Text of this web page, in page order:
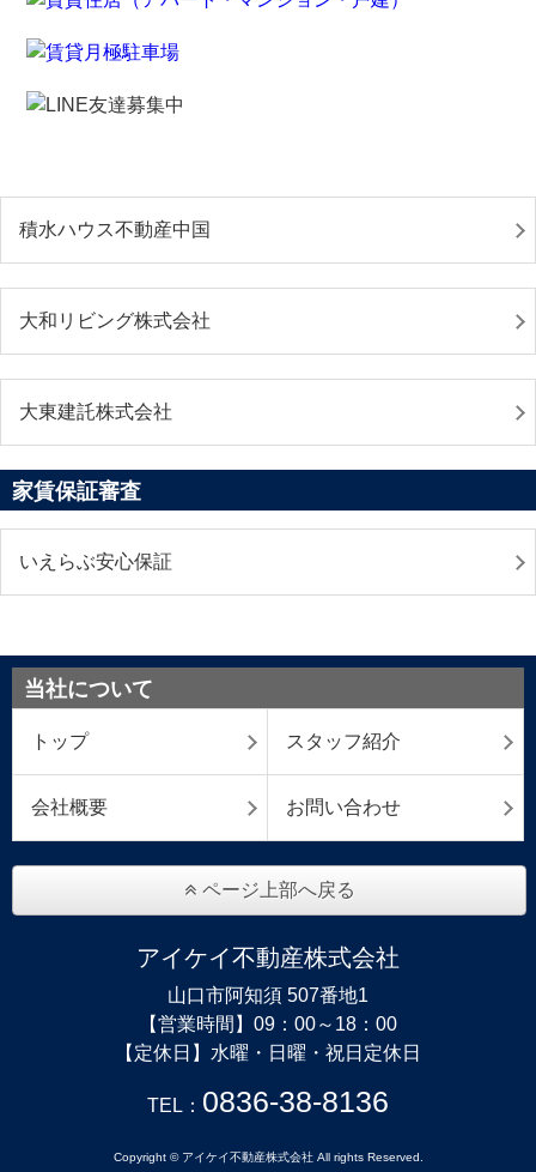
積水ハウス不動産中国
大和リビング株式会社
大東建託株式会社
家賃保証審査
いえらぶ安心保証
当社について
トップ スタッフ紹介
会社概要 お問い合わせ
ページ上部へ戻る
アイケイ不動産株式会社
山口市阿知須 507番地1
【営業時間】09：00～18：00
【定休日】水曜・日曜・祝日定休日
TEL： 0836-38-8136
Copyright © アイケイ不動産株式会社 All rights Reserved.